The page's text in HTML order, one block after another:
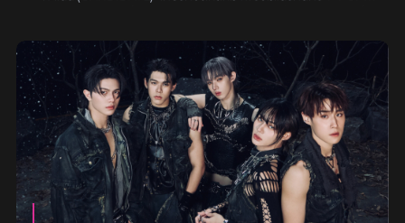
เล่นที่เป็นตัวเองเข้าไป ทำให้เพลงนี้มีลูกเล่นและสีสันมากขึ้น โดยมี
แกงส้ม-ธนทัต ชัยอรรถ รับหน้าที่โปรดิวเซอร์ให้ด้วย และล่าสุด 18.00
น. ที่ผ่านมาก็เพิ่งปล่อยมิวสิกวิดีโอสุดคิ้วท์ออกมาให้แฟน ๆ ได้ลุ้นไปกับ
นโยบายความรัก ที่ต้องการให้คนที่แอบชอบมาเทคะแนนให้กับ
CANDIDATE คนนี้ให้ได้“24/7 พร้อม Take Careจะคอยดูแลไม่มีพัก
เพื่อเธอ”โฟร์ท เล่าถึงการทำงานเพลงนี้ให้เราได้ฟังด้วยว่า“เพลง
CANDIDATE เป็นเพลงที่ผมตั้งใจมาก ๆ เป็นเพลงเร็วสนุก ๆ ที่ร้องไม่
ยาก ทุกคนสามารถร้องตามกันได้ และยังเป็นเพลงที่ผมจะได้เต้นทั้งเพ
ลงเลย เต้นไม่ยากเหมือนกัน ก็อยากให้ทุกคนมาเต้นด้วยกันเยอะ ๆ นะ
ครับ แล้วเพลงนี้ยังมีท่อนแร็ปที่ทำให้เพลงสนุกมากขึ้น ซึ่งผมก็ชอบแร็ปอ